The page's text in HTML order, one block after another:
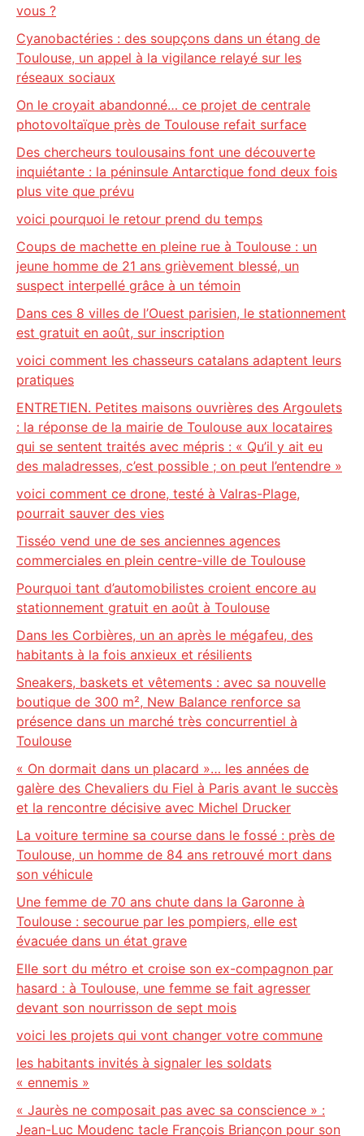
vous ?
Cyanobactéries : des soupçons dans un étang de
Toulouse, un appel à la vigilance relayé sur les
réseaux sociaux
On le croyait abandonné… ce projet de centrale
photovoltaïque près de Toulouse refait surface
Des chercheurs toulousains font une découverte
inquiétante : la péninsule Antarctique fond deux fois
plus vite que prévu
voici pourquoi le retour prend du temps
Coups de machette en pleine rue à Toulouse : un
jeune homme de 21 ans grièvement blessé, un
suspect interpellé grâce à un témoin
Dans ces 8 villes de l’Ouest parisien, le stationnement
est gratuit en août, sur inscription
voici comment les chasseurs catalans adaptent leurs
pratiques
ENTRETIEN. Petites maisons ouvrières des Argoulets
: la réponse de la mairie de Toulouse aux locataires
qui se sentent traités avec mépris : « Qu’il y ait eu
des maladresses, c’est possible ; on peut l’entendre »
voici comment ce drone, testé à Valras-Plage,
pourrait sauver des vies
Tisséo vend une de ses anciennes agences
commerciales en plein centre-ville de Toulouse
Pourquoi tant d’automobilistes croient encore au
stationnement gratuit en août à Toulouse
Dans les Corbières, un an après le mégafeu, des
habitants à la fois anxieux et résilients
Sneakers, baskets et vêtements : avec sa nouvelle
boutique de 300 m², New Balance renforce sa
présence dans un marché très concurrentiel à
Toulouse
« On dormait dans un placard »… les années de
galère des Chevaliers du Fiel à Paris avant le succès
et la rencontre décisive avec Michel Drucker
La voiture termine sa course dans le fossé : près de
Toulouse, un homme de 84 ans retrouvé mort dans
son véhicule
Une femme de 70 ans chute dans la Garonne à
Toulouse : secourue par les pompiers, elle est
évacuée dans un état grave
Elle sort du métro et croise son ex-compagnon par
hasard : à Toulouse, une femme se fait agresser
devant son nourrisson de sept mois
voici les projets qui vont changer votre commune
les habitants invités à signaler les soldats
« ennemis »
« Jaurès ne composait pas avec sa conscience » :
Jean-Luc Moudenc tacle François Briançon pour son